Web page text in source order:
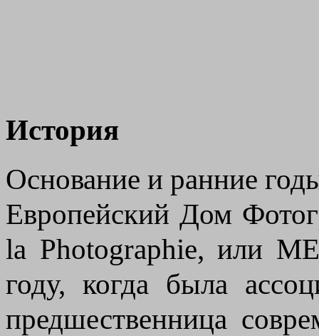
История
Основание и ранние
Европейский Дом
la Photographie, или
году, когда была
предшественница